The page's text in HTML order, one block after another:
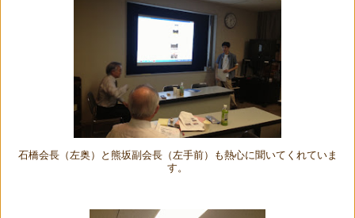
石橋会長（左奥）と熊坂副会長（左手前）も熱心に聞いてくれていま
す。